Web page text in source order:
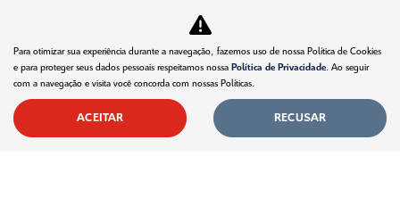
Estoque
Novos
Seminovos
Fale conosco
Para otimizar sua experiência durante a navegação, fazemos uso de nossa Política de Cookies
e para proteger seus dados pessoais respeitamos nossa Política de Privacidade. Ao seguir
com a navegação e visita você concorda com nossas Políticas.
ACEITAR RECUSAR